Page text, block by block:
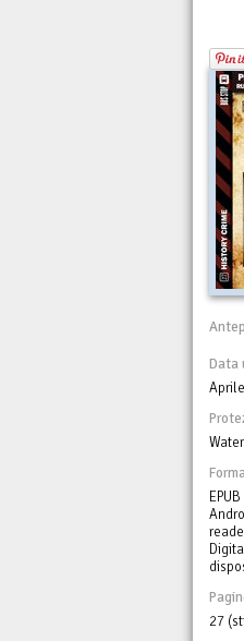
Data
27